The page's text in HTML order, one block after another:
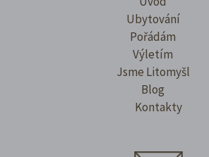
Ubytování
Pořádám
Výletím
Jsme Litomyšl
Blog
Kontakty